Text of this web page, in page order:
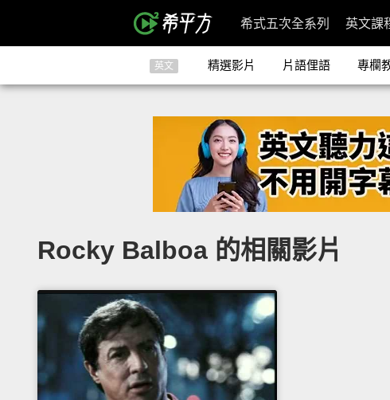
希式五次全系列 英文課
英文 精選影片 片語俚語 專欄
Rocky Balboa 的相關影片